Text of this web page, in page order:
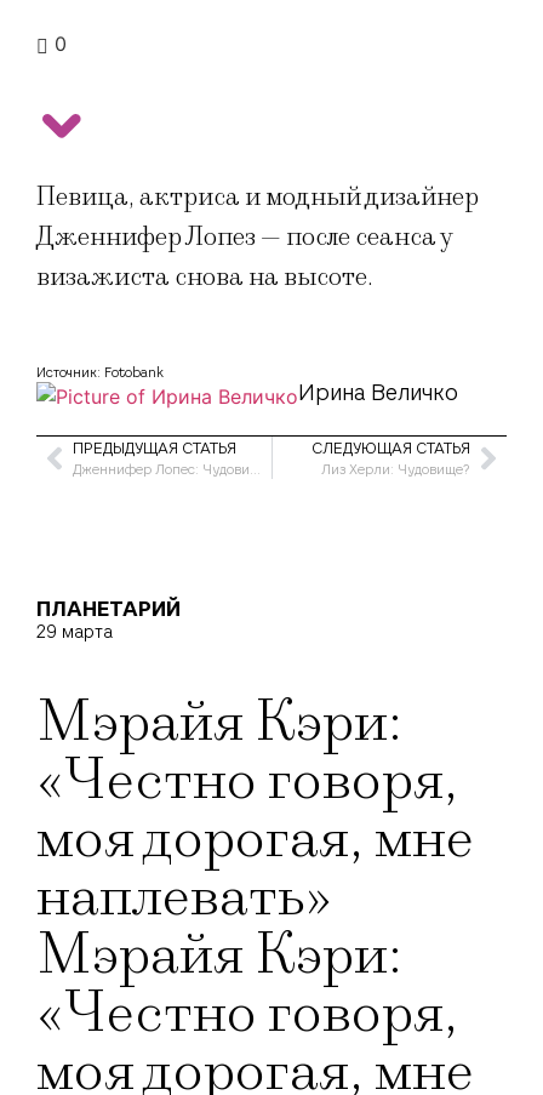
0
Певица, актриса и модный дизайнер
Дженнифер Лопез — после сеанса у
визажиста снова на высоте.
Ирина Величко
Источник: Fotobank
ПРЕДЫДУЩАЯ СТАТЬЯ
Дженнифер Лопеc: Чудовище?
СЛЕДУЮЩАЯ СТАТЬЯ
Лиз Херли: Чудовище?
ПЛАНЕТАРИЙ
29 марта
Мэрайя Кэри:
«Честно говоря,
моя дорогая, мне
наплевать»
Мэрайя Кэри:
«Честно говоря,
моя дорогая, мне